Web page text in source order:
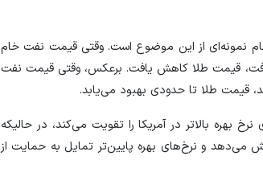
نمونه‌ای از این موضوع است. وقتی قیمت نفت خام
یافت، قیمت طلا کاهش یافت. برعکس، وقتی قیمت نفت
قیمت طلا تا حدودی بهبود می‌یابد.
بهره بالاتر در آمریکا را تقویت می‌کند، در حالیکه
می‌دهد و نرخ‌های بهره پایین‌تر تمایل به حمایت از